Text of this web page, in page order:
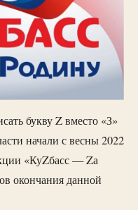
букву Z вместо «З»
начали с весны 2022
«КуZбасс — Zа
окончания данной